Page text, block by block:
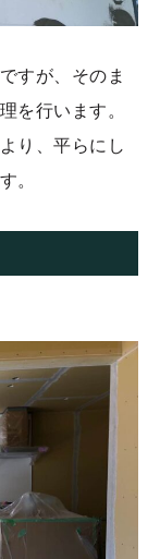
すが、そのま
を行います。
り、平らにし
。